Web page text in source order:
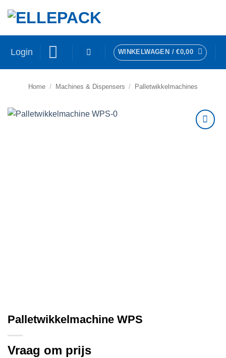
naar
Login WINKELWAGEN /€0,00
Home / Machines & Dispensers / Palletwikkelmachines
Palletwikkelmachine WPS
Vraag om prijs